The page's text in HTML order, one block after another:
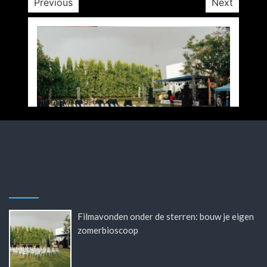
Previous Next
Filmavonden onder de sterren: bouw je eigen
zomerbioscoop